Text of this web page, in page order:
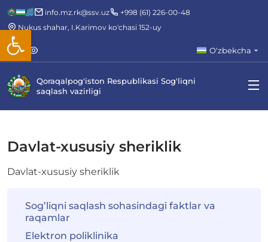
Open toolbar
info.mz.rk@ssv.uz
+998 (61) 226-00-48
Nukus shahar, I.Karimov ko'chasi 152-uy
O'zbekcha
Qoraqalpog'iston Respublikasi Sog'liqni
saqlash vazirligi
Davlat-xususiy sheriklik
Davlat-xususiy sheriklik
Sog’liqni saqlash sohasindagi faktlar va
raqamlar
Elektron poliklinika